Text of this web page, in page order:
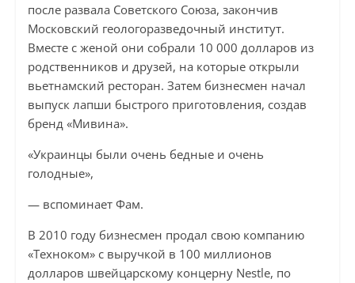
после развала Советского Союза, закончив
Московский геологоразведочный институт.
Вместе с женой они собрали 10 000 долларов из
родственников и друзей, на которые открыли
вьетнамский ресторан. Затем бизнесмен начал
выпуск лапши быстрого приготовления, создав
бренд «Мивина».
«Украинцы были очень бедные и очень
голодные»,
— вспоминает Фам.
В 2010 году бизнесмен продал свою компанию
«Техноком» с выручкой в ​​100 миллионов
долларов швейцарскому концерну Nestle, по